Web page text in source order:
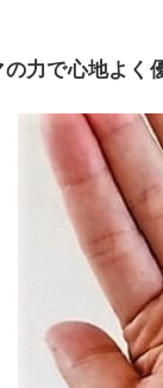
力で心地よく